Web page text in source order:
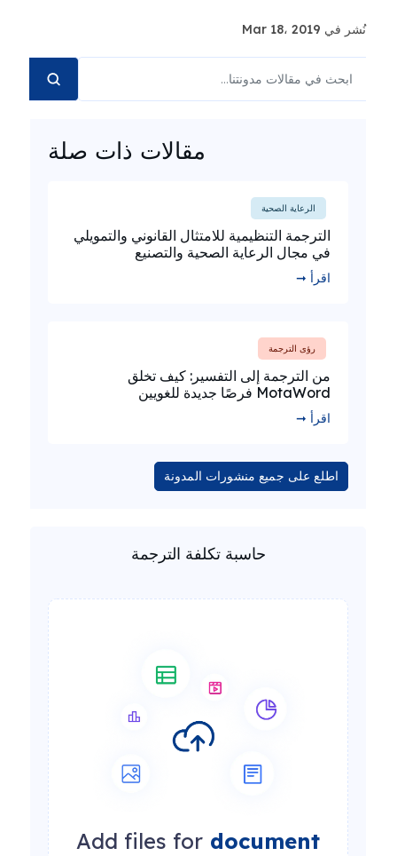
نُشر في Mar 18، 2019
مقالات ذات صلة
الرعاية الصحية
الترجمة التنظيمية للامتثال القانوني والتمويلي
في مجال الرعاية الصحية والتصنيع
اقرأ ➞
رؤى الترجمة
من الترجمة إلى التفسير: كيف تخلق
MotaWord فرصًا جديدة للغويين
اقرأ ➞
اطلع على جميع منشورات المدونة
حاسبة تكلفة الترجمة
Add files for document